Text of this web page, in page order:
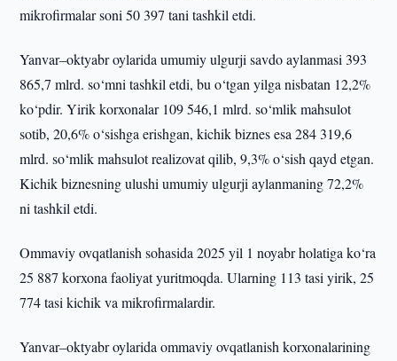
mikrofirmalar soni 50 397 tani tashkil etdi.
Yanvar–oktyabr oylarida umumiy ulgurji savdo aylanmasi 393
865,7 mlrd. so‘mni tashkil etdi, bu o‘tgan yilga nisbatan 12,2%
ko‘pdir. Yirik korxonalar 109 546,1 mlrd. so‘mlik mahsulot
sotib, 20,6% o‘sishga erishgan, kichik biznes esa 284 319,6
mlrd. so‘mlik mahsulot realizovat qilib, 9,3% o‘sish qayd etgan.
Kichik biznesning ulushi umumiy ulgurji aylanmaning 72,2%
ni tashkil etdi.
Ommaviy ovqatlanish sohasida 2025 yil 1 noyabr holatiga ko‘ra
25 887 korxona faoliyat yuritmoqda. Ularning 113 tasi yirik, 25
774 tasi kichik va mikrofirmalardir.
Yanvar–oktyabr oylarida ommaviy ovqatlanish korxonalarining